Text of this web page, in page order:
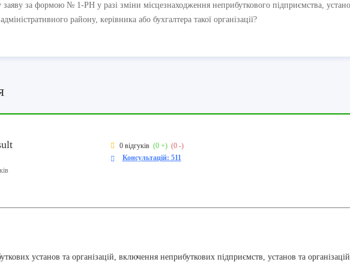
заяву за формою № 1-РН у разі зміни місцезнаходження неприбуткового підприємства,
району, керівника або бухгалтера такої організації?
0 відгуків (0 +) (0 -)
Консультацій: 511
установ та організацій, включення неприбуткових підприємств, установ та